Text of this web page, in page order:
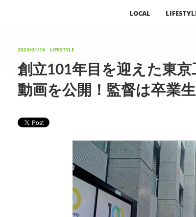
LOCAL
2024/01/16 LIFESTYLE
創立101年目を迎えた東
動画を公開！監督は卒業生